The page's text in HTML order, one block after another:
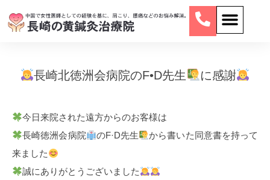
長崎北徳洲会病院のF•D先生 に感謝
今日来院された遠方からのお客様は
長崎徳洲会病院
のF·D先生
から書いた同意書を持って
来ました
誠にありがとうございました